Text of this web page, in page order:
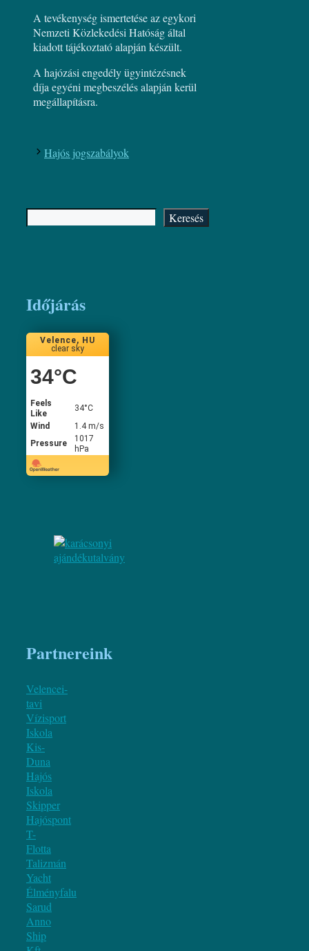
A tevékenység ismertetése az egykori
Nemzeti Közlekedési Hatóság által
kiadott tájékoztató alapján készült.
A hajózási engedély ügyintézésnek
díja egyéni megbeszélés alapján kerül
megállapításra.
Hajós jogszabályok
Keresés Keresés
Időjárás
Velence, HU
clear sky
34°C
Feels
Like
34°C
Wind
1.4 m/s
Pressure
1017
hPa
Partnereink
Velencei-
tavi
Vízisport
Iskola
Kis-
Duna
Hajós
Iskola
Skipper
Hajóspont
T-
Flotta
Talizmán
Yacht
Élményfalu
Sarud
Anno
Ship